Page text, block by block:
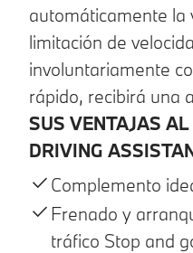
automáticamente la
limitación de
involuntariamente
rápido, recibirá una
SUS VENTAJAS
DRIVING
Complemento
Frenado y
tráfico Stop and